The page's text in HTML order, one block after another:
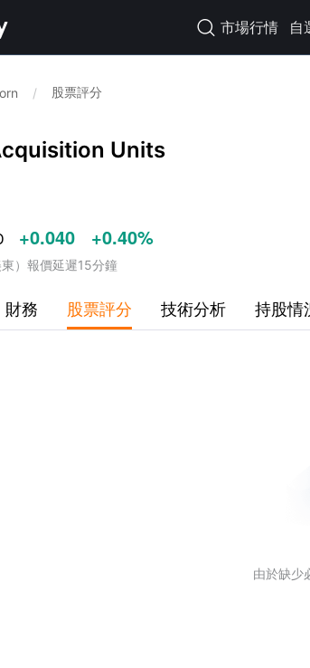
 市場行情 自
/ 股票評分
Units
+0.040 +0.40%
） 報價延遲15分鐘
財務 股票評分 技術分析 持股情
由於缺少